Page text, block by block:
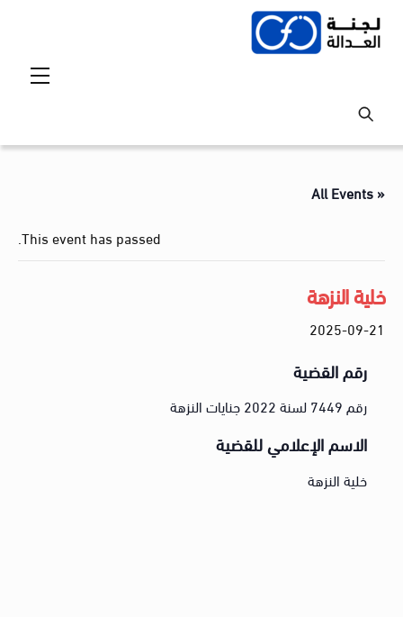
Skip
« All Events
This event has passed.
خلية النزهة
2025-09-21
رقم القضية
رقم 7449 لسنة 2022 جنايات النزهة
الاسم الإعلامي للقضية
خلية النزهة